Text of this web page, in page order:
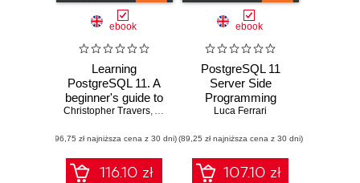
ebook
Learning
PostgreSQL 11. A
beginner's guide to
building high-
PostgreSQL
database solutions
- Third Edition
Christopher Travers, Andrey Volkov
(96,75 zł najniższa cena z 30 dni)
116.10 zł
ebook
PostgreSQL 11
Server Side
Programming
Quick Start Guide.
programming and
interaction
Luca Ferrari
(89,25 zł najniższa cena z 30 dni)
107.10 zł